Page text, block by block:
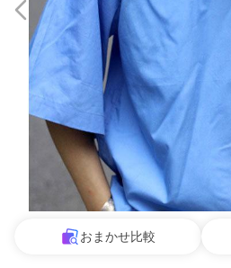
おまかせ比較